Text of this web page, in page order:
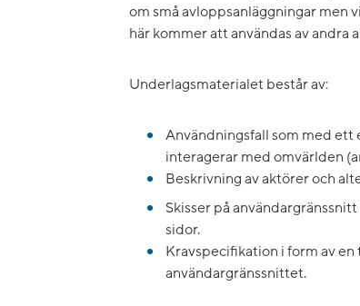
om små avloppsanläggningar men
här kommer att användas av
Underlagsmaterialet består av:
Användningsfall som med ett
interagerar med omvärlden
Beskrivning av aktörer och
Skisser på
sidor.
Kravspecifikation i form av
användargränssnittet.